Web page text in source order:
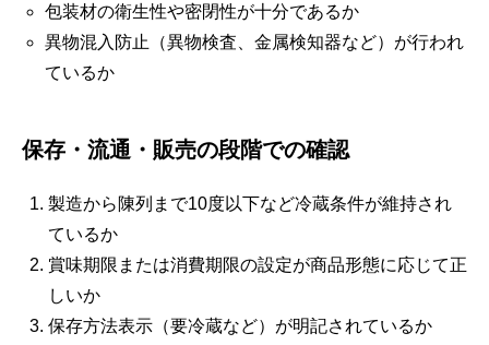
包装材の衛生性や密閉性が十分であるか
異物混入防止（異物検査、金属検知器など）が行われ
ているか
保存・流通・販売の段階での確認
製造から陳列まで10度以下など冷蔵条件が維持され
ているか
賞味期限または消費期限の設定が商品形態に応じて正
しいか
保存方法表示（要冷蔵など）が明記されているか